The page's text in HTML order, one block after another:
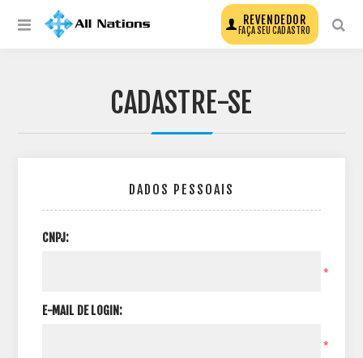
REVENDEDOR
FAÇA SEU CADASTRO
CADASTRE-SE
DADOS PESSOAIS
CNPJ:
*
E-MAIL DE LOGIN:
*